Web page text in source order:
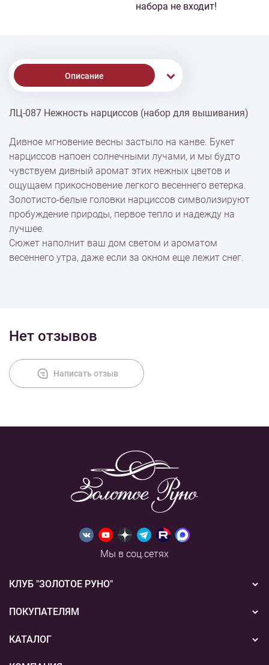
набора не входит!
Описание
% Скидки
Доставка
Оплата
ЛЦ-087 Нежность нарциссов (набор для вышивания)
Дивное мгновение весны застыло на канве. Букет
нарциссов напоен солнечными лучами, и мы будто
чувствуем дивный аромат этих нежных цветов и
ощущаем прикосновение легкого весеннего ветерка.
Золотисто-белые головки нарциссов символизируют
пробуждение природы, первое тепло и надежду на
лучшее.
Сюжет наполнит ваш дом светом и ароматом
весеннего утра, даже если за окном еще лежит снег.
Нет отзывов
Написать отзыв
Мы в соц.сетях
КЛУБ "ЗОЛОТОЕ РУНО"
Новости
Акции
ПОКУПАТЕЛЯМ
Бонусная система
Подарочные сертификаты
КАТАЛОГ